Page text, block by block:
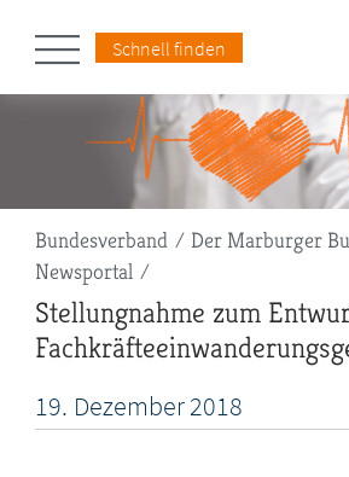
Schnell finden
Pfadnavigation
Bundesverband
Der Marburger
Newsportal
Stellungnahme zum
19. Dezember2018